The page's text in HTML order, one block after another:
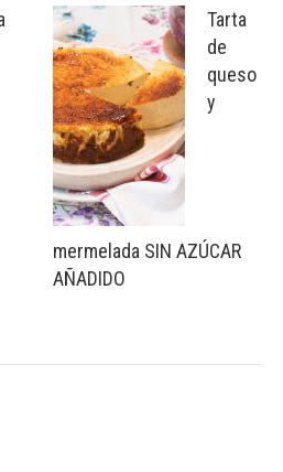
Tarta
de
queso
y
mermelada SIN AZÚCAR
AÑADIDO